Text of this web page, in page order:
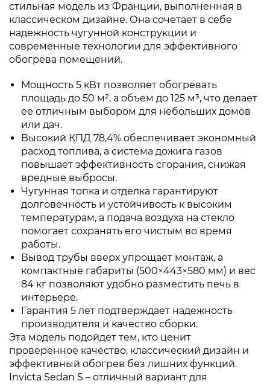
стильная модель из Франции, выполненная в
классическом дизайне. Она сочетает в себе
надежность чугунной конструкции и
современные технологии для эффективного
обогрева помещений.
Мощность 5 кВт позволяет обогревать
площадь до 50 м², а объем до 125 м³, что делает
ее отличным выбором для небольших домов
или дач.
Высокий КПД 78,4% обеспечивает экономный
расход топлива, а система дожига газов
повышает эффективность сгорания, снижая
вредные выбросы.
Чугунная топка и отделка гарантируют
долговечность и устойчивость к высоким
температурам, а подача воздуха на стекло
помогает сохранять его чистым во время
работы.
Вывод трубы вверх упрощает монтаж, а
компактные габариты (500×443×580 мм) и вес
84 кг позволяют удобно разместить печь в
интерьере.
Гарантия 5 лет подтверждает надежность
производителя и качество сборки.
Эта модель подойдет тем, кто ценит
проверенное качество, классический дизайн и
эффективный обогрев без лишних функций.
Invicta Sedan S – отличный вариант для